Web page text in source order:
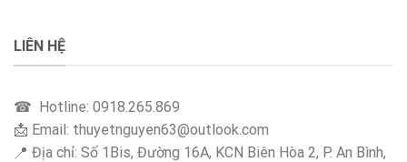
LIÊN HỆ
☎ Hotline: 0918.265.869
📩 Email: thuyetnguyen63@outlook.com
📍 Địa chỉ: Số 1Bis, Đường 16A, KCN Biên Hòa 2, P. An Bình,